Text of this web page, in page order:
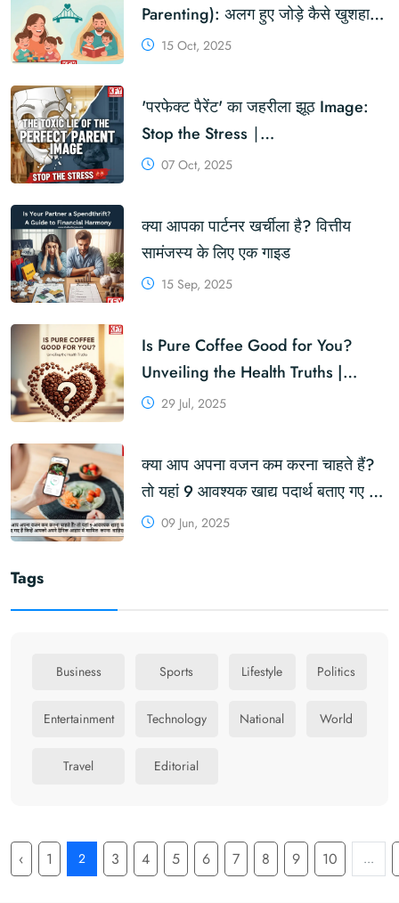
Parenting): अलग हुए जोड़े कैसे खुशहाल
बच्चों का पालन-पोषण करते हैं
15 Oct, 2025
'परफेक्ट पैरेंट' का जहरीला झूठ Image:
Stop the Stress ∣
Khabarforyou.com
07 Oct, 2025
क्या आपका पार्टनर खर्चीला है? वित्तीय
सामंजस्य के लिए एक गाइड
15 Sep, 2025
Is Pure Coffee Good for You?
Unveiling the Health Truths |
KhabarForYou.com
29 Jul, 2025
क्या आप अपना वजन कम करना चाहते हैं?
तो यहां 9 आवश्यक खाद्य पदार्थ बताए गए हैं
जिन्हें आपको अपने दैनिक आहार में
09 Jun, 2025
Tags
Business Sports Lifestyle Politics
Entertainment Technology National World
Travel Editorial
‹ 1 2 3 4 5 6 7 8 9 10 ...